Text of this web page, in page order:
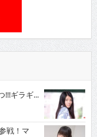
ギラギ...
戦！マ